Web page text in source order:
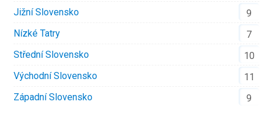
Jižní Slovensko
9
Nízké Tatry
7
Střední Slovensko
10
Východní Slovensko
11
Západní Slovensko
9